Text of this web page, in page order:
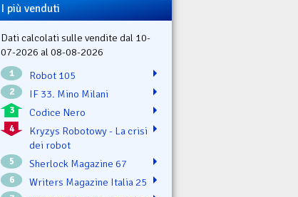
I più venduti
Dati calcolati sulle vendite dal 10-
07-2026 al 08-08-2026
1 Robot 105
2 IF 33. Mino Milani
3 Codice Nero
4
Kryzys Robotowy - La crisi
dei robot
5 Sherlock Magazine 67
6 Writers Magazine Italia 25